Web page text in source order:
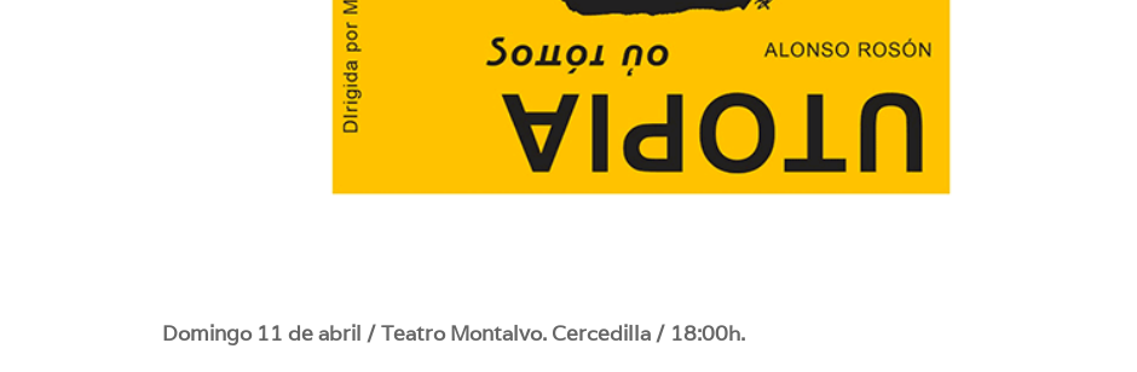
Domingo 11 de abril / Teatro Montalvo. Cercedilla / 18:00h.